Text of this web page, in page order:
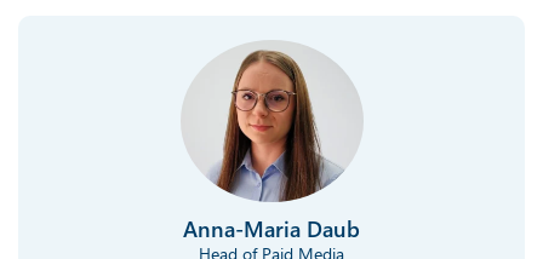
Anna-Maria Daub
Head of Paid Media